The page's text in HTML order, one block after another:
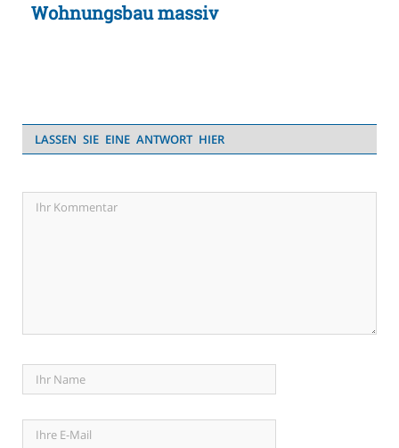
Wohnungsbau massiv
LASSEN SIE EINE ANTWORT HIER